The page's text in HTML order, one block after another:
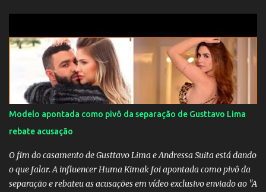
Modelo apontada como pivô da separação de Gusttavo Lima
rebate acusação
O fim do casamento de Gusttavo Lima e Andressa Suita está dando
o que falar. A influencer Huma Kimak foi apontada como pivô da
separação e rebateu as acusações em vídeo exclusivo enviado ao "A